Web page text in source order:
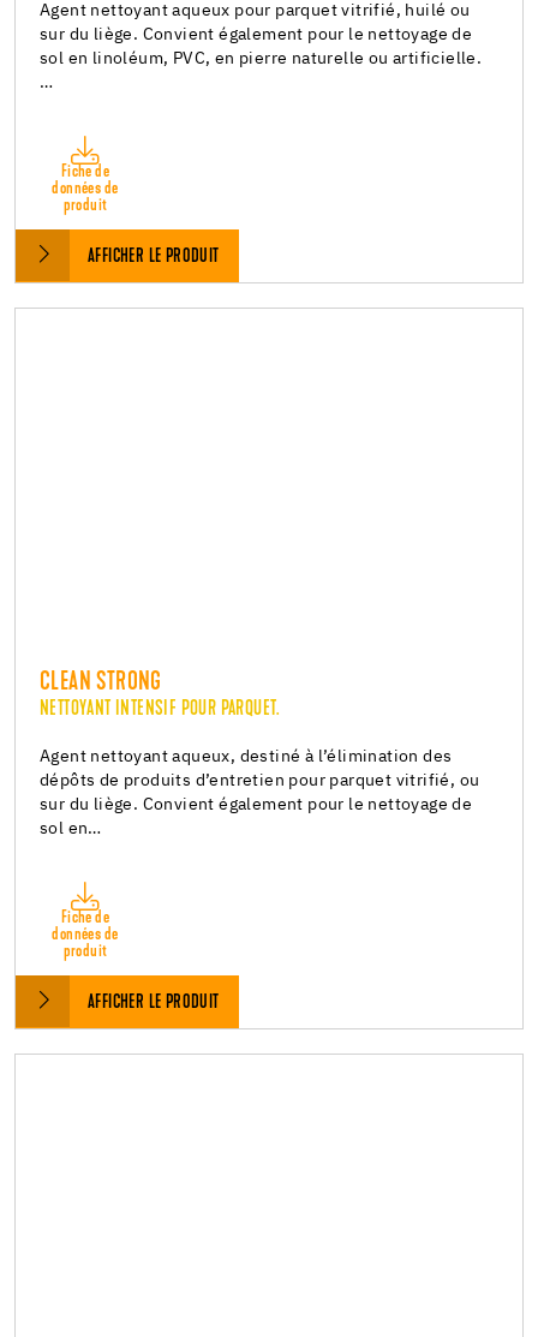
Agent nettoyant aqueux pour parquet vitrifié, huilé ou
sur du liège. Convient également pour le nettoyage de
sol en linoléum, PVC, en pierre naturelle ou artificielle.
…
Fiche de
données de
produit
AFFICHER LE PRODUIT
CLEAN STRONG
NETTOYANT INTENSIF POUR PARQUET.
Agent nettoyant aqueux, destiné à l’élimination des
dépôts de produits d’entretien pour parquet vitrifié, ou
sur du liège. Convient également pour le nettoyage de
sol en…
Fiche de
données de
produit
AFFICHER LE PRODUIT